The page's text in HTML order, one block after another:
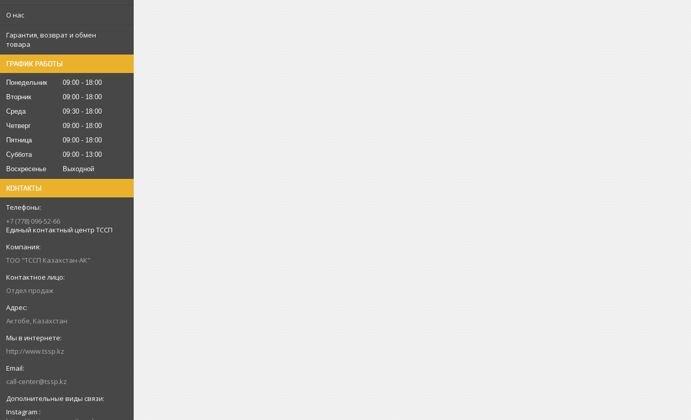
О нас
Гарантия, возврат и обмен
товара
ГРАФИК РАБОТЫ
Понедельник 09:00
18:00
Вторник
09:00
18:00
Среда
09:30
18:00
Четверг
09:00
18:00
Пятница
09:00
18:00
Суббота
09:00
13:00
Воскресенье
Выходной
КОНТАКТЫ
+7 (778) 096-52-66
Единый контактный центр ТССП
ТОО "ТССП Казахстан-АК"
Отдел продаж
Актобе, Казахстан
http://www.tssp.kz
call-center@tssp.kz
Instagram